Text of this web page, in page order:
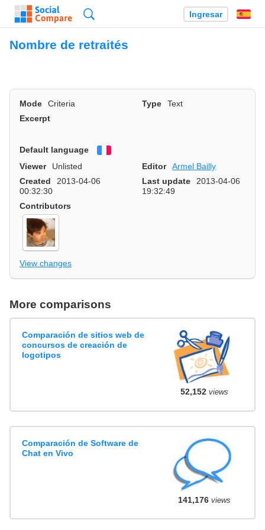
Ingresar
Nombre de retraités
Mode Criteria Type
Text
Excerpt
Default language
Viewer
Unlisted Editor
Armel Bailly
Created
2013-04-06
00:32:30
Last update
2013-04-06
19:32:49
Contributors
View changes
More comparisons
Comparación de sitios web de
concursos de creación de
logotipos
52,152views
Comparación de Software de
Chat en Vivo
141,176views